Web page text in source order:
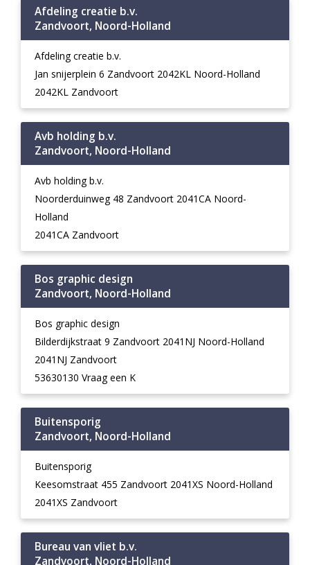
Afdeling creatie b.v.
Zandvoort, Noord-Holland
Afdeling creatie b.v.
Jan snijerplein 6 Zandvoort 2042KL Noord-Holland
2042KL Zandvoort
Avb holding b.v.
Zandvoort, Noord-Holland
Avb holding b.v.
Noorderduinweg 48 Zandvoort 2041CA Noord-
Holland
2041CA Zandvoort
Bos graphic design
Zandvoort, Noord-Holland
Bos graphic design
Bilderdijkstraat 9 Zandvoort 2041NJ Noord-Holland
2041NJ Zandvoort
53630130 Vraag een K
Buitensporig
Zandvoort, Noord-Holland
Buitensporig
Keesomstraat 455 Zandvoort 2041XS Noord-Holland
2041XS Zandvoort
Bureau van vliet b.v.
Zandvoort, Noord-Holland